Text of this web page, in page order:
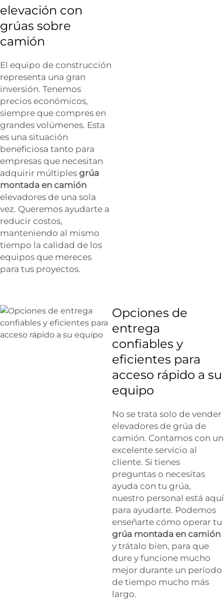
elevación con
grúas sobre
camión
El equipo de construcción
representa una gran
inversión. Tenemos
precios económicos,
siempre que compres en
grandes volúmenes. Esta
es una situación
beneficiosa tanto para
empresas que necesitan
adquirir múltiples grúa
montada en camión
elevadores de una sola
vez. Queremos ayudarte a
reducir costos,
manteniendo al mismo
tiempo la calidad de los
equipos que mereces
para tus proyectos.
Opciones de
entrega
confiables y
eficientes para
acceso rápido a su
equipo
No se trata solo de vender
elevadores de grúa de
camión. Contamos con un
excelente servicio al
cliente. Si tienes
preguntas o necesitas
ayuda con tu grúa,
nuestro personal está aquí
para ayudarte. Podemos
enseñarte cómo operar tu
grúa montada en camión
y trátalo bien, para que
dure y funcione mucho
mejor durante un período
de tiempo mucho más
largo.